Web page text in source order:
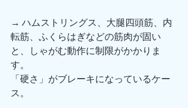
→ ハムストリングス、大腿四頭筋、内
転筋、ふくらはぎなどの筋肉が固い
と、しゃがむ動作に制限がかかりま
す。
「硬さ」がブレーキになっているケー
ス。